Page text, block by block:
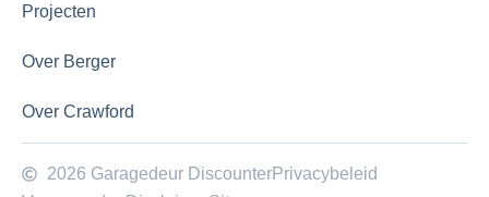
Projecten
Over Berger
Over Crawford
2026 Garagedeur DiscounterPrivacybeleid